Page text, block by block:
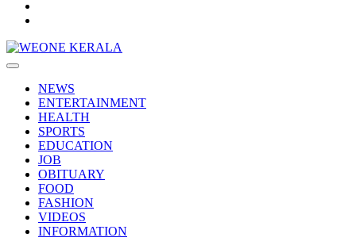
Primary
NEWS
ENTERTAINMENT
HEALTH
SPORTS
EDUCATION
JOB
OBITUARY
FOOD
FASHION
VIDEOS
INFORMATION